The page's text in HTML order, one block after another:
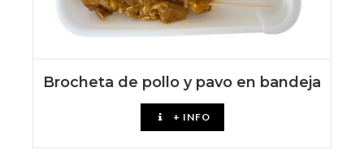
Brocheta de pollo y pavo en bandeja
+ INFO